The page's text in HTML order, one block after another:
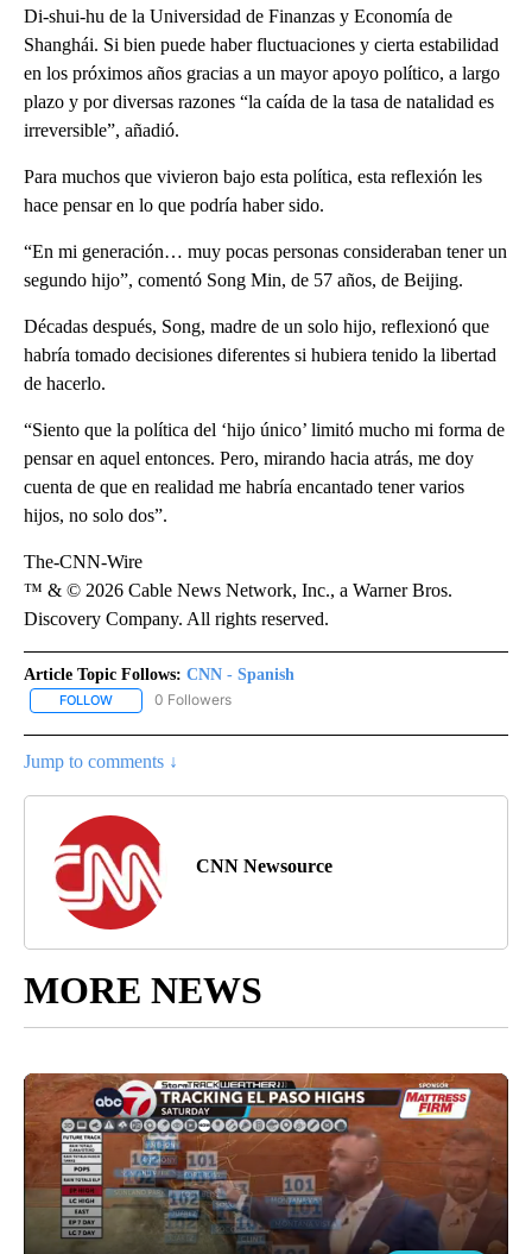
Di-shui-hu de la Universidad de Finanzas y Economía de
Shanghái. Si bien puede haber fluctuaciones y cierta estabilidad
en los próximos años gracias a un mayor apoyo político, a largo
plazo y por diversas razones “la caída de la tasa de natalidad es
irreversible”, añadió.
Para muchos que vivieron bajo esta política, esta reflexión les
hace pensar en lo que podría haber sido.
“En mi generación… muy pocas personas consideraban tener un
segundo hijo”, comentó Song Min, de 57 años, de Beijing.
Décadas después, Song, madre de un solo hijo, reflexionó que
habría tomado decisiones diferentes si hubiera tenido la libertad
de hacerlo.
“Siento que la política del ‘hijo único’ limitó mucho mi forma de
pensar en aquel entonces. Pero, mirando hacia atrás, me doy
cuenta de que en realidad me habría encantado tener varios
hijos, no solo dos”.
The-CNN-Wire
™ & © 2026 Cable News Network, Inc., a Warner Bros.
Discovery Company. All rights reserved.
Article Topic Follows: CNN - Spanish
FOLLOW FOLLOW "CNN - SPANISH" TO RECEIVE NOTIFICATIONS ABOUT
0 Followers
Jump to comments ↓
CNN Newsource
MORE NEWS